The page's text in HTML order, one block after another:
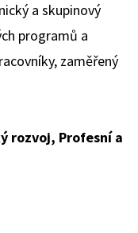
a skupinový
programů a
zaměřený
rozvoj, Profesní a